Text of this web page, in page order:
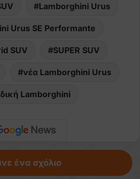
Lamborghini Urus
Urus SE Performante
SUV SUPER SUV
νέα Lamborghini Urus
Lamborghini
ένα σχόλιο